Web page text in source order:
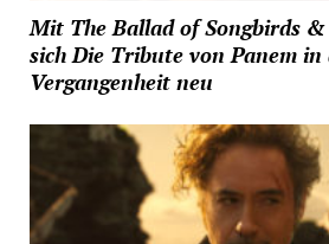
Mit The Ballad of Songbirds
sich Die Tribute von Panem in
Vergangenheit neu